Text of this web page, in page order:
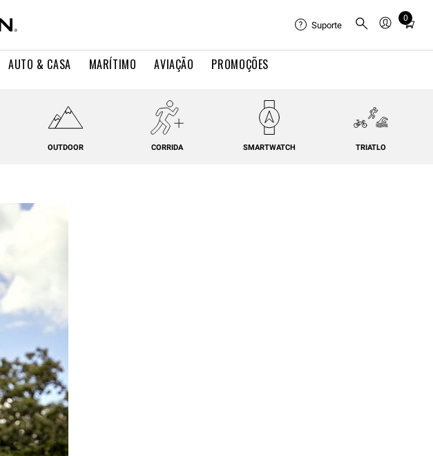
AUTO & CASA MARÍTIMO AVIAÇÃO PROMOÇÕES
Suporte
0
Total
in
OUTDOOR CORRIDA SMARTWATCH TRIATLO